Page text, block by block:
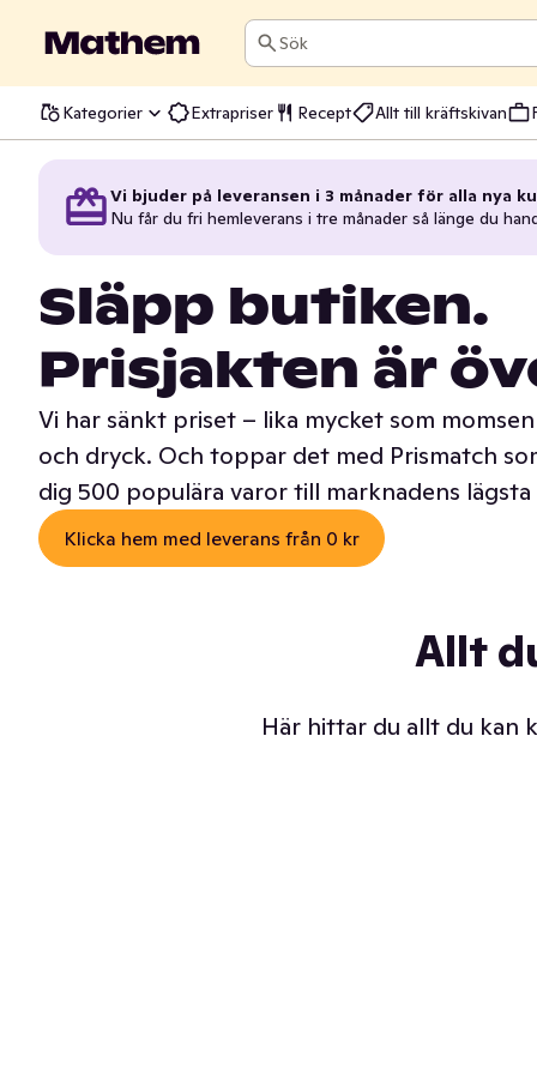
Sök
Kategorier Extrapriser Recept Allt till kräftskivan
Vi bjuder på leveransen i 3 månader för alla nya
Nu får du fri hemleverans i tre månader så länge du
Släpp butiken.
Prisjakten är
Vi har sänkt priset – lika mycket som
och dryck. Och toppar det med Prismatch
dig 500 populära varor till marknadens lägsta
Klicka hem med leverans från 0 kr
Allt
Här hittar du allt du kan